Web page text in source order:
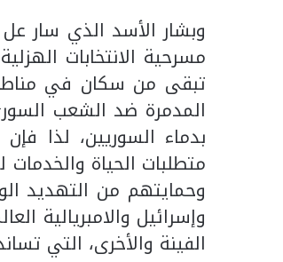
وبشار الأسد الذي سار
مسرحية الانتخابات
تبقى من سكان في
المدمرة ضد الشعب
بدماء السوريين، لذا
متطلبات الحياة
وحمايتهم من التهديد
وإسرائيل والامبريالية
الفينة والأخرى، التي